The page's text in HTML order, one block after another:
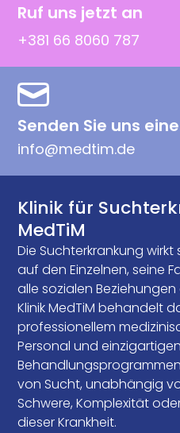
Ruf uns jetzt an
+381 66 8060 787
Senden Sie uns
info@medtim.de
Klinik für
MedTiM
Die Suchterkrankung
auf den Einzelnen, seine
alle sozialen Beziehungen
Klinik MedTiM behandelt
professionellem
Personal und einzigartigen
von Sucht, unabhängig
Schwere, Komplexität
dieser Krankheit.